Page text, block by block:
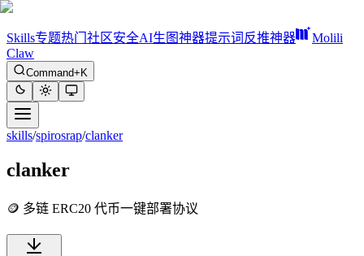
Skills专题热门 社区安全AI生图神器提示词反推神器
Molili
Claw
Command+K
skills/spirosrap/clanker
clanker
🪙 多链 ERC20 代币一键部署协议